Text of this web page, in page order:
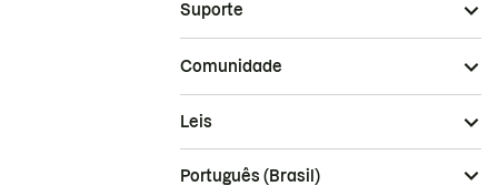
Suporte
Comunidade
Leis
Português (Brasil)